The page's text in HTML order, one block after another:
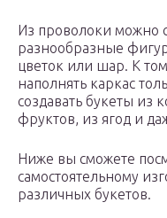
Из проволоки можно
разнообразные
цветок или шар. К
наполнять каркас
создавать букеты из
фруктов, из ягод и
Ниже вы сможете
самостоятельному
различных букетов.